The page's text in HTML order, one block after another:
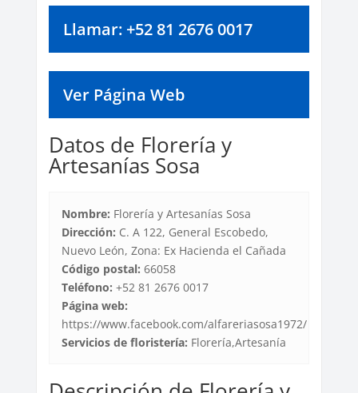
Llamar: +52 81 2676 0017
Ver Página Web
Datos de Florería y
Artesanías Sosa
Nombre: Florería y Artesanías Sosa
Dirección: C. A 122, General Escobedo,
Nuevo León, Zona: Ex Hacienda el Cañada
Código postal: 66058
Teléfono: +52 81 2676 0017
Página web:
https://www.facebook.com/alfareriasosa1972/
Servicios de floristería: Florería,Artesanía